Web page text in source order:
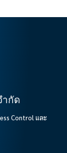
ำกัด
Control และ